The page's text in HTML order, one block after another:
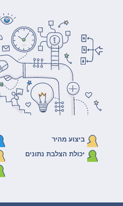
ביצוע מהיר
יכולת הצלבת נתונים